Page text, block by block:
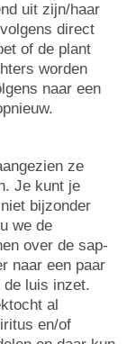
uit zijn/haar
direct
of de plant
worden
naar een
ze
Je kunt je
bijzonder
we de
over de sap-
naar een paar
luis inzet.
al
en/of